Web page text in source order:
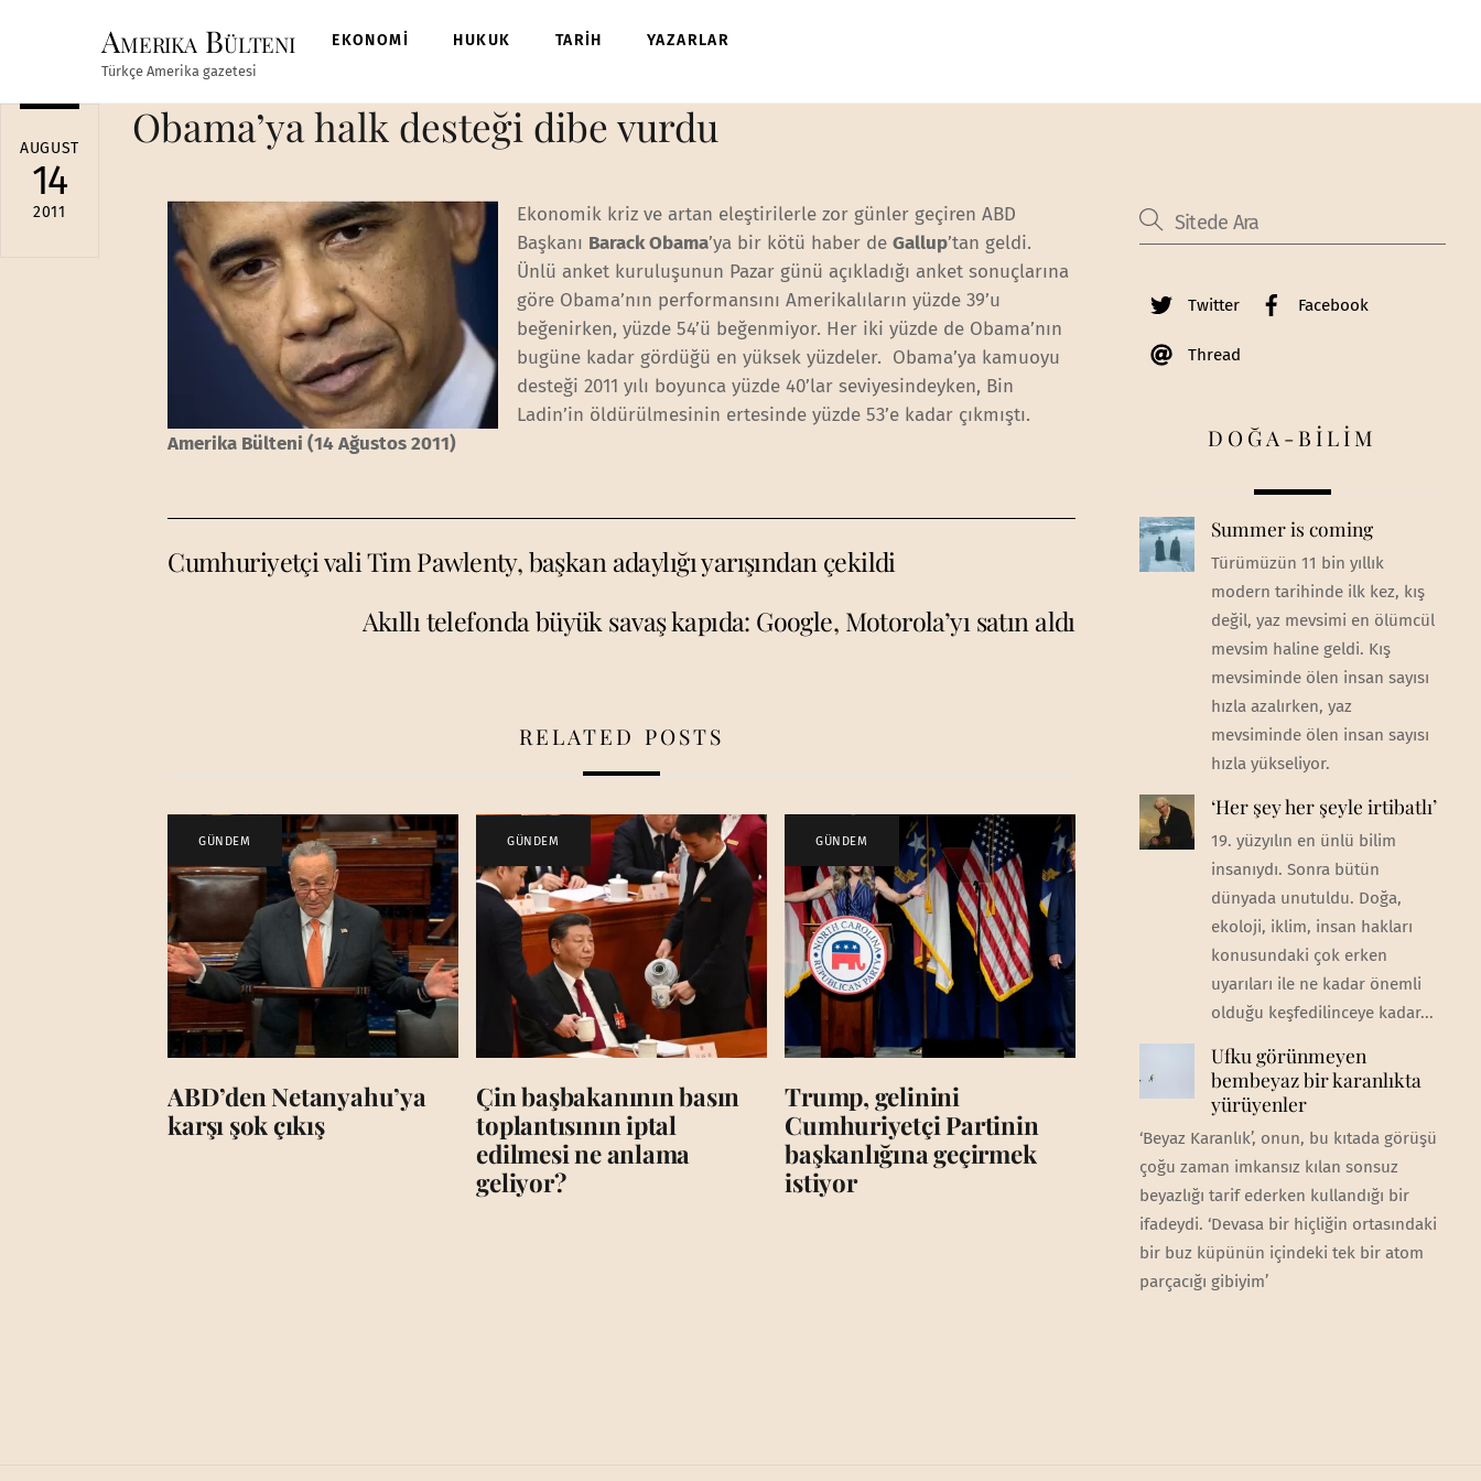
Amerika Bülteni
Türkçe Amerika gazetesi
EKONOMİ HUKUK TARİH YAZARLAR
AUGUST
14
2011
Obama’ya halk desteği dibe vurdu
Ekonomik kriz ve artan eleştirilerle zor günler geçiren ABD
Başkanı Barack Obama’ya bir kötü haber deGallup’tan geldi.
Ünlü anket kuruluşunun Pazar günü açıkladığı anket sonuçlarına
göre Obama’nın performansını Amerikalıların yüzde 39’u
beğenirken, yüzde 54’ü beğenmiyor. Her iki yüzde de Obama’nın
bugüne kadar gördüğü en yüksek yüzdeler. Obama’ya kamuoyu
desteği 2011 yılı boyunca yüzde 40’lar seviyesindeyken, Bin
Ladin’in öldürülmesinin ertesinde yüzde 53’e kadar çıkmıştı.
Amerika Bülteni (14 Ağustos 2011)
Cumhuriyetçi vali Tim Pawlenty, başkan adaylığı yarışından çekildi
Akıllı telefonda büyük savaş kapıda: Google, Motorola’yı satın aldı
RELATED POSTS
GÜNDEM
ABD’den Netanyahu’ya
karşı şok çıkış
GÜNDEM
Çin başbakanının basın
toplantısının iptal
edilmesi ne anlama
geliyor?
GÜNDEM
Trump, gelinini
Cumhuriyetçi Partinin
başkanlığına geçirmek
istiyor
Twitter Facebook
Thread
DOĞA-BİLİM
Summer is coming
Türümüzün 11 bin yıllık
modern tarihinde ilk kez, kış
değil, yaz mevsimi en ölümcül
mevsim haline geldi. Kış
mevsiminde ölen insan sayısı
hızla azalırken, yaz
mevsiminde ölen insan sayısı
hızla yükseliyor.
‘Her şey her şeyle irtibatlı’
19. yüzyılın en ünlü bilim
insanıydı. Sonra bütün
dünyada unutuldu. Doğa,
ekoloji, iklim, insan hakları
konusundaki çok erken
uyarıları ile ne kadar önemli
olduğu keşfedilinceye kadar...
Ufku görünmeyen
bembeyaz bir karanlıkta
yürüyenler
‘Beyaz Karanlık’, onun, bu kıtada görüşü
çoğu zaman imkansız kılan sonsuz
beyazlığı tarif ederken kullandığı bir
ifadeydi. ‘Devasa bir hiçliğin ortasındaki
bir buz küpünün içindeki tek bir atom
parçacığı gibiyim’